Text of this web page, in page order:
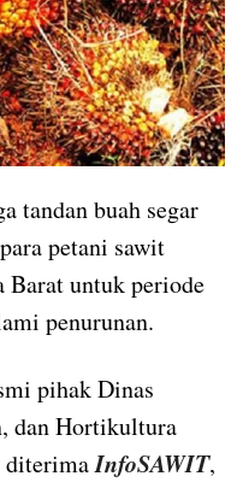
tandan buah segar
petani sawit
untuk periode
penurunan.
pihak Dinas
dan Hortikultura
diterimaInfoSAWIT,